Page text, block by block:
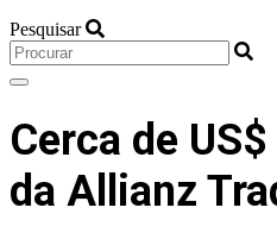
Pesquisar
Cerca de
da Allianz